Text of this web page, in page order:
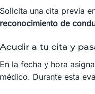
Solicita una cita previa
reconocimiento de
Acudir a tu cita y
En la fecha y hora
médico. Durante esta